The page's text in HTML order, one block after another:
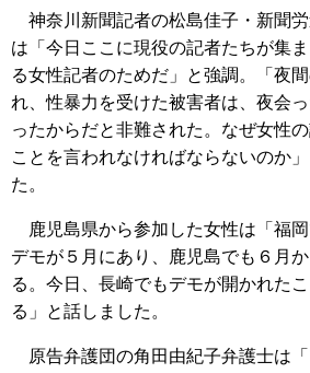
神奈川新聞記者の松島佳子・新聞
は「今日ここに現役の記者たちが集
る女性記者のためだ」と強調。「夜
れ、性暴力を受けた被害者は、夜会
ったからだと非難された。なぜ女性
ことを言われなければならないのか
た。
鹿児島県から参加した女性は「福
デモが５月にあり、鹿児島でも６月
る。今日、長崎でもデモが開かれた
る」と話しました。
原告弁護団の角田由紀子弁護士は「